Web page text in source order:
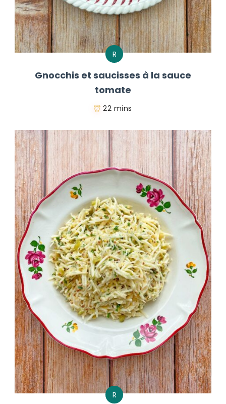
R
Gnocchis et saucisses à la sauce
tomate
22 mins
R